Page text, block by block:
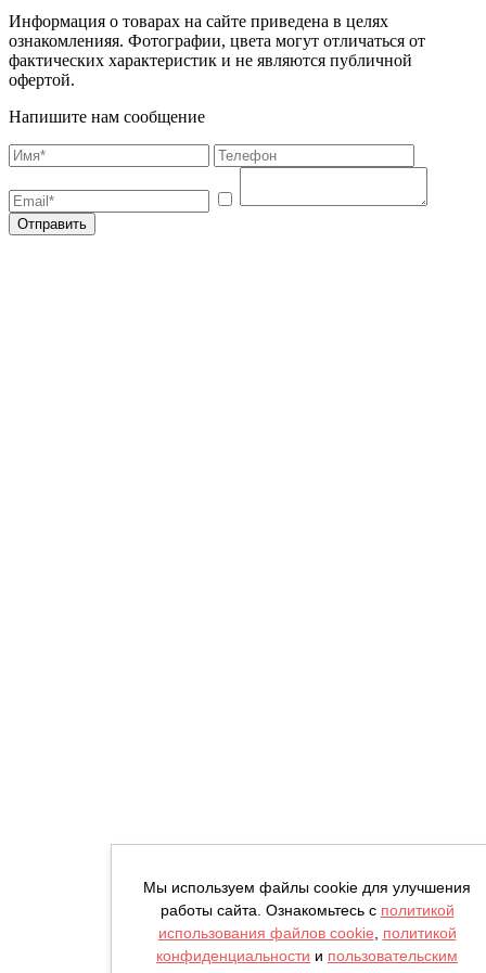
Информация о товарах на сайте приведена в целях
ознакомленияя. Фотографии, цвета могут отличаться от
фактических характеристик и не являются публичной
офертой.
Напишите нам сообщение
Отправить
Мы используем файлы cookie для улучшения
работы сайта. Ознакомьтесь с политикой
использования файлов cookie
политикой
конфиденциальности и пользовательским